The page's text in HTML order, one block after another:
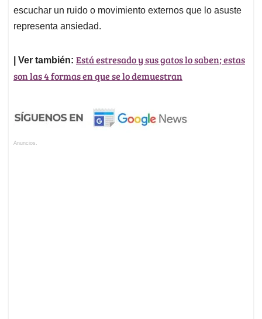
escuchar un ruido o movimiento externos que lo asuste
representa ansiedad.
| Ver también: Está estresado y sus gatos lo saben; estas
son las 4 formas en que se lo demuestran
Anuncios.